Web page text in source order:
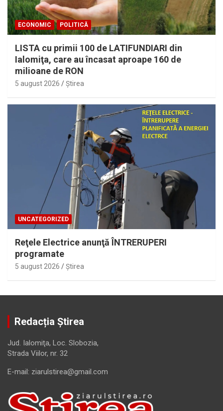
ECONOMIC POLITICĂ
LISTA cu primii 100 de LATIFUNDIARI din
Ialomiţa, care au încasat aproape 160 de
milioane de RON
5 august 2026 Ştirea
UNCATEGORIZED
Reţele Electrice anunţă ÎNTRERUPERI
programate
5 august 2026 Ştirea
Redacția Știrea
Jud. Ialomiţa, Loc. Slobozia,
Strada Viilor, nr. 32
E-mail: ziarulstirea@gmail.com